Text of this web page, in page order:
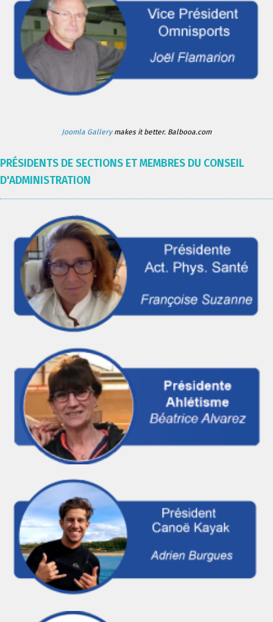
Joomla Gallerymakes it better. Balbooa.com
PRÉSIDENTS DE SECTIONS ET MEMBRES DU CONSEIL
D'ADMINISTRATION